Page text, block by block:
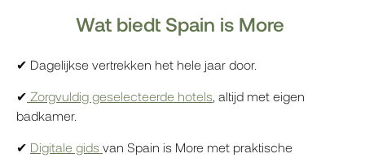
Wat biedt Spain is More
✔ Dagelijkse vertrekken het hele jaar door.
✔ Zorgvuldig geselecteerde hotels , altijd met eigen
badkamer.
✔ Digitale gids van Spain is More met praktische